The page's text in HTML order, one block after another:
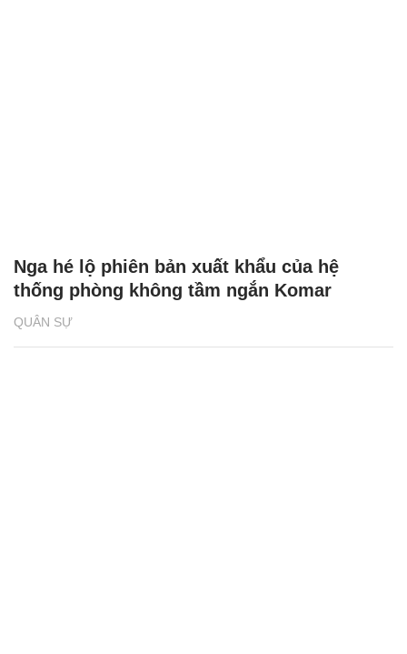
QUÂN SỰ
Nga hé lộ phiên bản xuất khẩu của hệ
thống phòng không tầm ngắn Komar